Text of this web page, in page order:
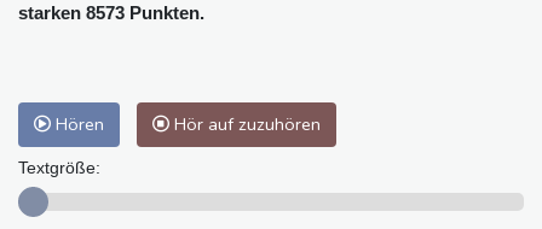
starken 8573 Punkten.
Hören Hör auf zuzuhören
Textgröße: